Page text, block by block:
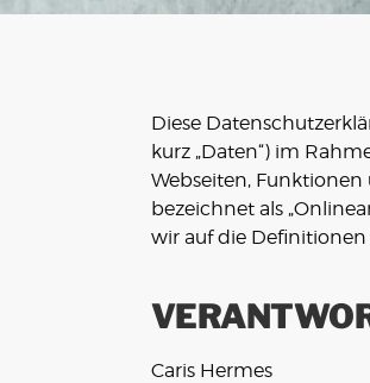
Diese
kurz „Daten“) im
Webseiten,
bezeichnet als
wir auf die
Caris Hermes